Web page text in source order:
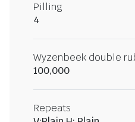
Pilling
4
Wyzenbeek double
100,000
Repeats